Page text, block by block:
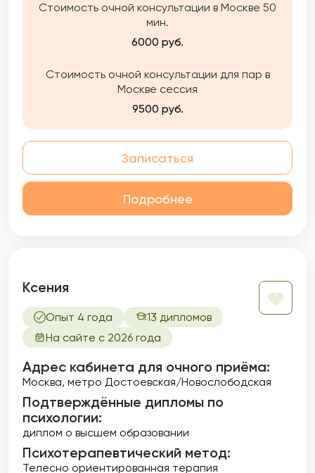
предлагаю пройти этот путь вместе.
Стоимость очной консультации в Москве 50
мин.
6000 руб.
Стоимость очной консультации для пар в
Москве сессия
9500 руб.
Записаться
Подробнее
Ксения
Опыт 4 года
13 дипломов
На сайте с 2026 года
Адрес кабинета для очного приёма:
Москва, метро Достоевская/Новослободская
Подтверждённые дипломы по
психологии:
диплом о высшем образовании
Психотерапевтический метод:
Телесно ориентированная терапия